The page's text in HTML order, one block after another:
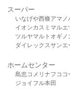
スーパー
いなげや西條アマノ
イオンカスミ マルエ
ツルヤマルト オギノ
ダイレックスサンエ
ホームセンター
島忠 コメリ ナフコ コ
ジョイフル本田